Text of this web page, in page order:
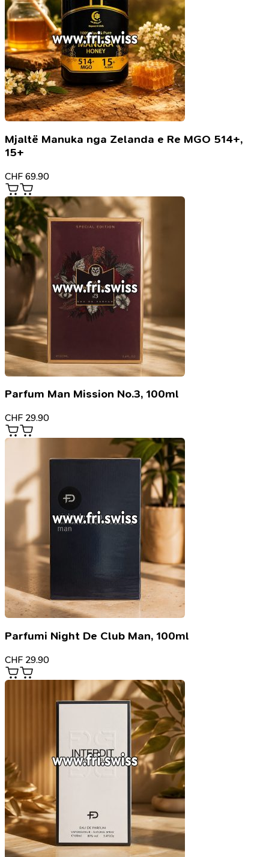
Mjaltë Manuka nga Zelanda e Re MGO 514+,
15+
CHF 69.90
Parfum Man Mission No.3, 100ml
CHF 29.90
Parfumi Night De Club Man, 100ml
CHF 29.90